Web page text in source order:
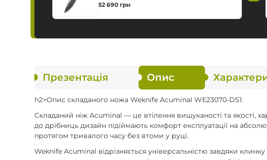
52 690грн
Презентація Опис
h2>Опис складаного ножа Weknife Acuminal WE23070-DS1:
Складаний ніж Acuminal — це втілення вишуканості та якості,
до дрібниць дизайн підіймають комфорт експлуатації на
протягом тривалого часу без втоми у руці.
Weknife Acuminal відрізняється універсальністю завдяки клинку